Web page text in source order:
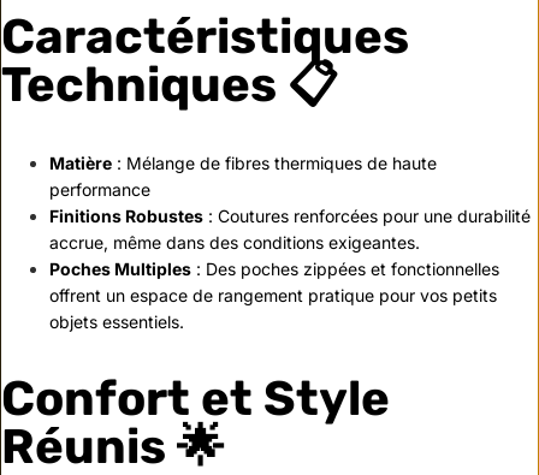
Caractéristiques
Techniques 📋
Matière : Mélange de fibres thermiques de haute
performance
Finitions Robustes : Coutures renforcées pour une durabilité
accrue, même dans des conditions exigeantes.
Poches Multiples : Des poches zippées et fonctionnelles
offrent un espace de rangement pratique pour vos petits
objets essentiels.
Confort et Style
Réunis 🌟